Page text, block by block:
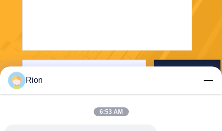
Rion
6:53 AM